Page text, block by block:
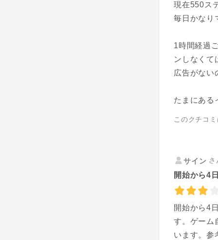
現在550ス
毎日かなり
1時間経過
ンしなくて
広告がない
たまにある
このクチコ
サイン
開始から4
開始から4
す。ゲーム
います。参